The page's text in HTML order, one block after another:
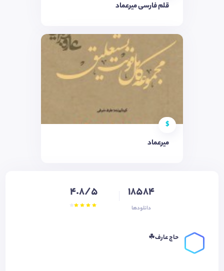
قلم فارسی میرعماد
$
میرعماد
18584
دانلودها
4.8/5
حاج عارف☘